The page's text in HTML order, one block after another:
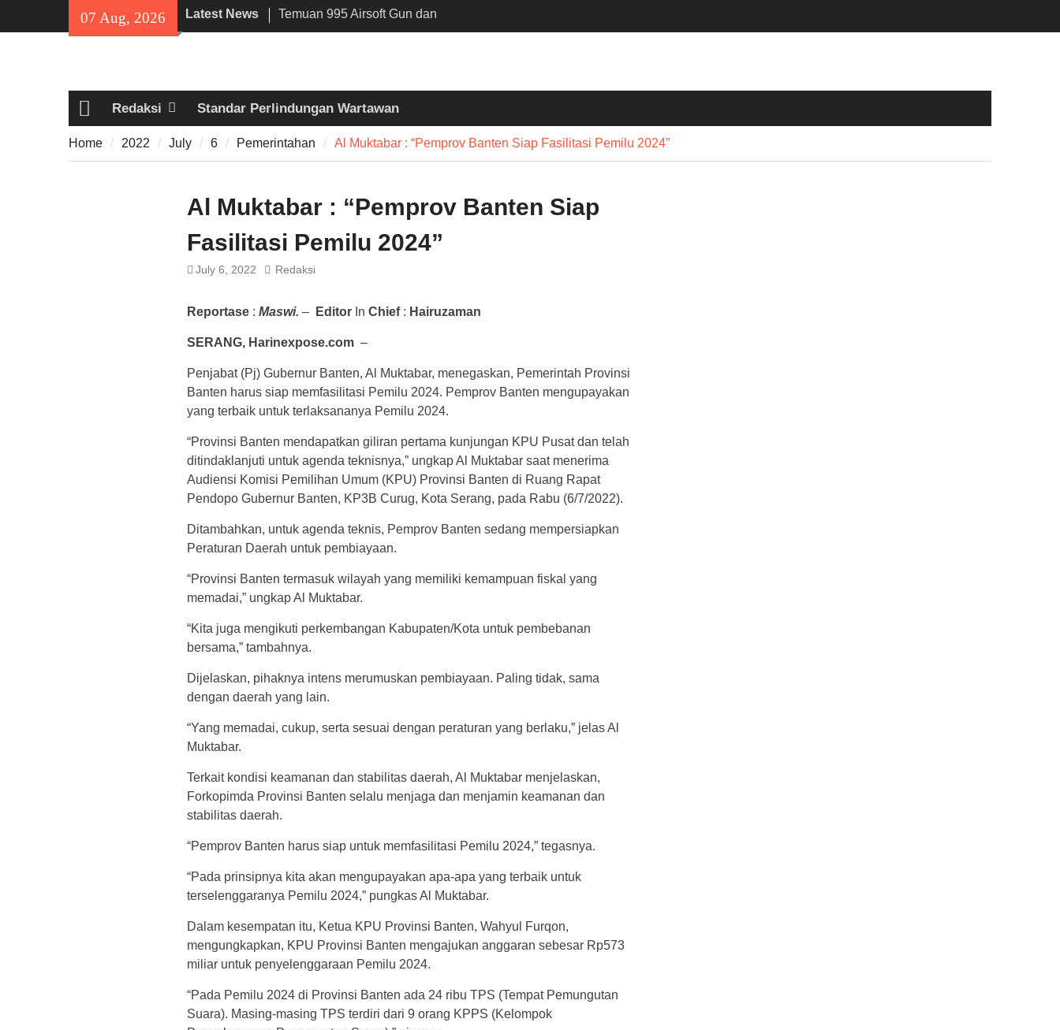
07 Aug, 2026 Latest News
Temuan 995 Airsoft Gun dan
Narkoba di Sekolah Kebayoran
Sholat Jum’at
141 Tahun Stasiun Slawi : “Dari
Angkut Hasil Bumi hingga Gerakkan
Kehidupan Masyarakat”
HomeRedaksi Standar Perlindungan Wartawan
Home 2022 July 6 Pemerintahan Al Muktabar : “Pemprov Banten Siap Fasilitasi Pemilu 2024”
Al Muktabar : “Pemprov Banten Siap
Fasilitasi Pemilu 2024”
July 6, 2022 Redaksi
Reportase : Maswi. – Editor In Chief: Hairuzaman
SERANG, Harinexpose.com –
Penjabat (Pj) Gubernur Banten, Al Muktabar, menegaskan, Pemerintah Provinsi
Banten harus siap memfasilitasi Pemilu 2024. Pemprov Banten mengupayakan
yang terbaik untuk terlaksananya Pemilu 2024.
“Provinsi Banten mendapatkan giliran pertama kunjungan KPU Pusat dan telah
ditindaklanjuti untuk agenda teknisnya,” ungkap Al Muktabar saat menerima
Audiensi Komisi Pemilihan Umum (KPU) Provinsi Banten di Ruang Rapat
Pendopo Gubernur Banten, KP3B Curug, Kota Serang, pada Rabu (6/7/2022).
Ditambahkan, untuk agenda teknis, Pemprov Banten sedang mempersiapkan
Peraturan Daerah untuk pembiayaan.
“Provinsi Banten termasuk wilayah yang memiliki kemampuan fiskal yang
memadai,” ungkap Al Muktabar.
“Kita juga mengikuti perkembangan Kabupaten/Kota untuk pembebanan
bersama,” tambahnya.
Dijelaskan, pihaknya intens merumuskan pembiayaan. Paling tidak, sama
dengan daerah yang lain.
“Yang memadai, cukup, serta sesuai dengan peraturan yang berlaku,” jelas Al
Muktabar.
Terkait kondisi keamanan dan stabilitas daerah, Al Muktabar menjelaskan,
Forkopimda Provinsi Banten selalu menjaga dan menjamin keamanan dan
stabilitas daerah.
“Pemprov Banten harus siap untuk memfasilitasi Pemilu 2024,” tegasnya.
“Pada prinsipnya kita akan mengupayakan apa-apa yang terbaik untuk
terselenggaranya Pemilu 2024,” pungkas Al Muktabar.
Dalam kesempatan itu, Ketua KPU Provinsi Banten, Wahyul Furqon,
mengungkapkan, KPU Provinsi Banten mengajukan anggaran sebesar Rp573
miliar untuk penyelenggaraan Pemilu 2024.
“Pada Pemilu 2024 di Provinsi Banten ada 24 ribu TPS (Tempat Pemungutan
Suara). Masing-masing TPS terdiri dari 9 orang KPPS (Kelompok